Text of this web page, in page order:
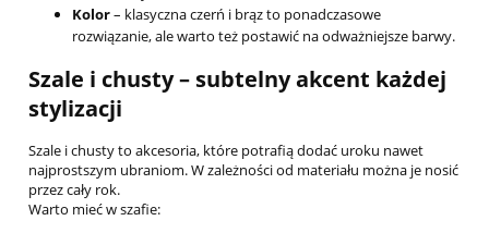
Kolor– klasyczna czerń i brąz to ponadczasowe
rozwiązanie, ale warto też postawić na odważniejsze barwy.
Szale i chusty – subtelny akcent każdej
stylizacji
Szale i chusty to akcesoria, które potrafią dodać uroku nawet
najprostszym ubraniom. W zależności od materiału można je nosić
przez cały rok.
Warto mieć w szafie: